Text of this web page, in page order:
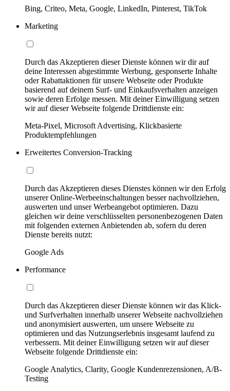
Bing, Criteo, Meta, Google, LinkedIn, Pinterest, TikTok
Marketing
Durch das Akzeptieren dieser Dienste können wir dir auf
deine Interessen abgestimmte Werbung, gesponserte Inhalte
oder Rabattaktionen für unsere Webseite oder Produkte
basierend auf deinem Surf- und Einkaufsverhalten anzeigen
sowie deren Erfolge messen. Mit deiner Einwilligung setzen
wir auf dieser Webseite folgende Drittdienste ein:
Meta-Pixel, Microsoft Advertising, Klickbasierte
Produktempfehlungen
Erweitertes Conversion-Tracking
Durch das Akzeptieren dieses Dienstes können wir den Erfolg
unserer Online-Werbeeinschaltungen besser nachvollziehen,
auswerten und unser Werbeangebot optimieren. Dazu
gleichen wir deine verschlüsselten personenbezogenen Daten
mit folgenden externen Anbietenden ab, sofern du deren
Dienste bereits nutzt:
Google Ads
Performance
Durch das Akzeptieren dieser Dienste können wir das Klick-
und Surfverhalten innerhalb unserer Webseite nachvollziehen
und anonymisiert auswerten, um unsere Webseite zu
optimieren und das Nutzungserlebnis insgesamt laufend zu
verbessern. Mit deiner Einwilligung setzen wir auf dieser
Webseite folgende Drittdienste ein:
Google Analytics, Clarity, Google Kundenrezensionen, A/B-
Testing